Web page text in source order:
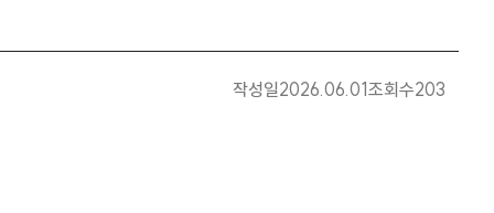
작성일2026.06.01조회수203